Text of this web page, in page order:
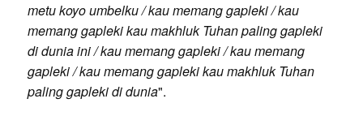
metu koyo umbelku / kau memang gapleki / kau
memang gapleki kau makhluk Tuhan paling gapleki
di dunia ini / kau memang gapleki / kau memang
gapleki / kau memang gapleki kau makhluk Tuhan
paling gapleki di dunia".